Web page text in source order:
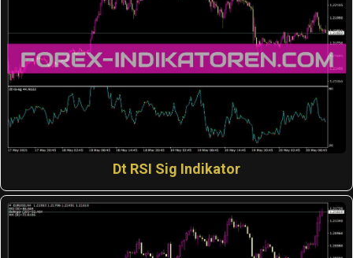
Dt RSI Sig Indikator